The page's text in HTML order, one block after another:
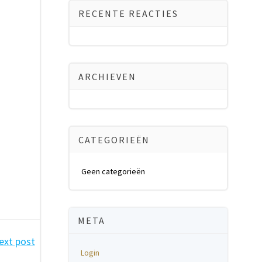
post
RECENTE REACTIES
ARCHIEVEN
CATEGORIEËN
Geen categorieën
META
Login